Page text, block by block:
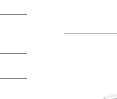
In den